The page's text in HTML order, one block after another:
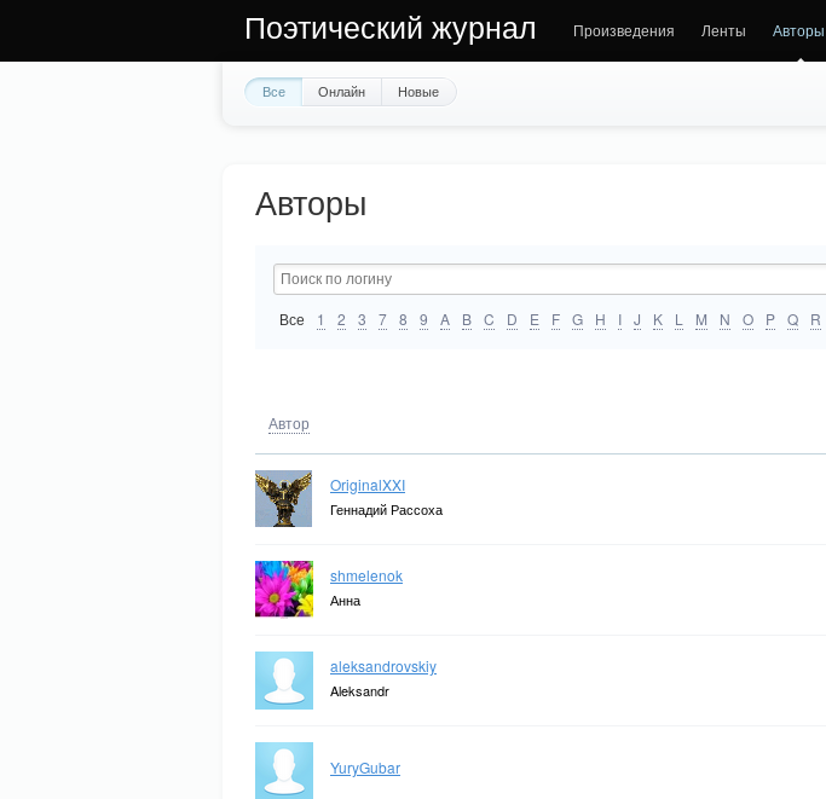
Поэтический журнал Произведения Ленты Авторы
Все Онлайн Новые
Авторы
Все 1 2 3 7 8 9 A B C D E F G H I J K L M N O P Q R
Автор
OriginalXXI
Геннадий Рассоха
shmelenok
Анна
aleksandrovskiy
Aleksandr
YuryGubar